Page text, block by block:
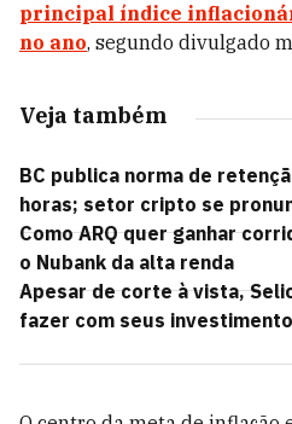
principal índice
no ano, segundo divulgado
Veja também
BC publica norma de
horas; setor cripto se
Como ARQ quer ganhar
o Nubank da alta renda
Apesar de corte à vista,
fazer com seus